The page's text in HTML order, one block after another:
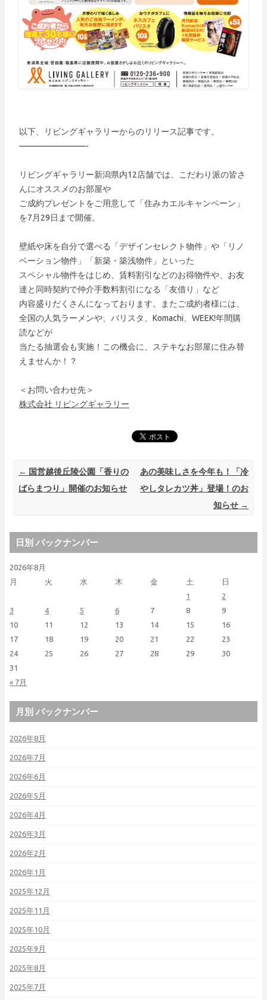
以下、リビングギャラリーからのリリース記事です。
————————-
リビングギャラリー新潟県内12店舗では、こだわり派の皆さ
んにオススメのお部屋や
ご成約プレゼントをご用意して「住みカエルキャンペーン」
を7月29日まで開催。
壁紙や床を自分で選べる「デザインセレクト物件」や「リノ
ベーション物件」「新築・築浅物件」といった
スペシャル物件をはじめ、賃料割引などのお得物件や、お友
達と同時契約で仲介手数料割引になる「友借り」など
内容盛りだくさんになっております。またご成約者様には、
全国の人気ラーメンや、バリスタ、Komachi、WEEK!年間購
読などが
当たる抽選会も実施！この機会に、ステキなお部屋に住み替
えませんか！？
＜お問い合わせ先＞
株式会社 リビングギャラリー
Post navigation
← 国営越後丘陵公園「香りの
ばらまつり」開催のお知らせ
あの美味しさを今年も！「冷
やしタレカツ丼」登場！のお
知らせ →
日別 バックナンバー
2026年8月
月
火 水 木 金 土 日
« 7月
1
2
3
4 5 6 7 8
9
10
11 12 13 14 15
16
17
18 19 20 21 22
23
24
25 26 27 28 29
30
31
月別 バックナンバー
2026年8月
2026年7月
2026年6月
2026年5月
2026年4月
2026年3月
2026年2月
2026年1月
2025年12月
2025年11月
2025年10月
2025年9月
2025年8月
2025年7月